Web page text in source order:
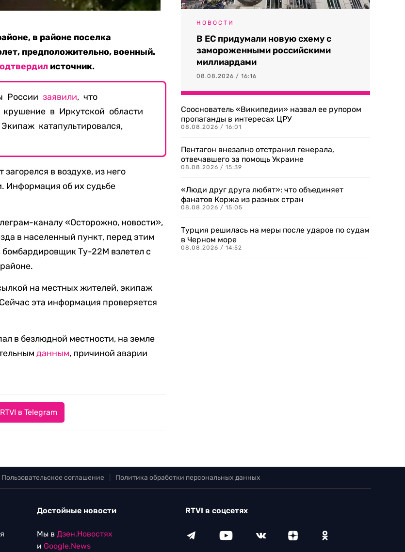
в районе поселка
предположительно, военный.
источник.
Россиизаявили, что
в Иркутской области
катапультировался,
в воздухе, из него
Информация об их судьбе
каналу «Осторожно, новости»,
в населенный пункт, перед этим
Ту-22М взлетел с
на местных жителей, экипаж
эта информация проверяется
в безлюдной местности, на земле
данным, причиной аварии
в Telegram
НОВОСТИ
В ЕС придумали новую схему с
замороженными российскими
миллиардами
08.08.2026 / 16:16
Сооснователь «Википедии» назвал ее рупором
пропаганды в интересах ЦРУ
08.08.2026 / 16:01
Пентагон внезапно отстранил генерала,
отвечавшего за помощь Украине
08.08.2026 / 15:39
«Люди друг друга любят»: что объединяет
фанатов Коржа из разных стран
08.08.2026 / 15:05
Турция решилась на меры после ударов по судам
в Черном море
08.08.2026 / 14:52
Пользовательское соглашение Политика обработки персональных данных
Достойные новости
Мы в Дзен.Новостях
и Google.News
RTVI в соцсетях